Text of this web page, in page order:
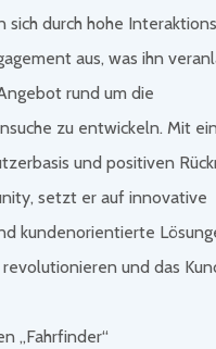
sich durch hohe
aus, was ihn
rund um die
zu entwickeln. Mit
und positiven
setzt er auf innovative
kundenorientierte
und das
„Fahrfinder“